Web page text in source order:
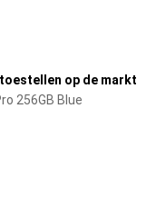
op de markt
256GB Blue